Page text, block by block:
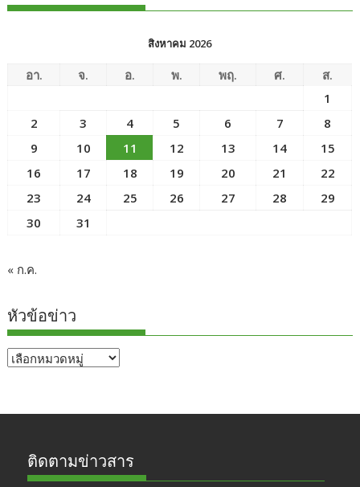
สิงหาคม 2026
อา. จ. อ. พ. พฤ. ศ.
ส.
1
2
3 4 5 6 7
8
9
10 11 12 13 14
15
16
17 18 19 20 21
22
23
24 25 26 27 28
29
30
31
« ก.ค.
หัวข้อข่าว
หัวข้อ
ติดตามข่าวสาร